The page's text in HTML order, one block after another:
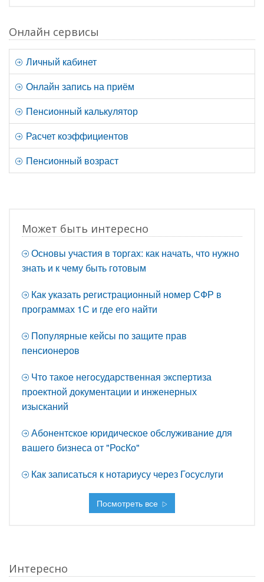
Онлайн сервисы
Личный кабинет
Онлайн запись на приём
Пенсионный калькулятор
Расчет коэффициентов
Пенсионный возраст
Может быть интересно
Основы участия в торгах: как начать, что нужно
знать и к чему быть готовым
Как указать регистрационный номер СФР в
программах 1С и где его найти
Популярные кейсы по защите прав
пенсионеров
Что такое негосударственная экспертиза
проектной документации и инженерных
изысканий
Абонентское юридическое обслуживание для
вашего бизнеса от "РосКо"
Как записаться к нотариусу через Госуслуги
Посмотреть все
Интересно